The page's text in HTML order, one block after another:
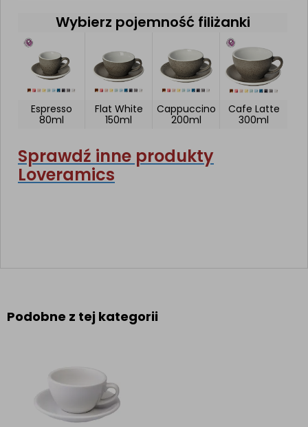
Wybierz pojemność filiżanki
Espresso
80ml
Flat White
150ml
Cappuccino
200ml
Cafe Latte
300ml
Sprawdź inne produkty
Loveramics
Podobne z tej kategorii